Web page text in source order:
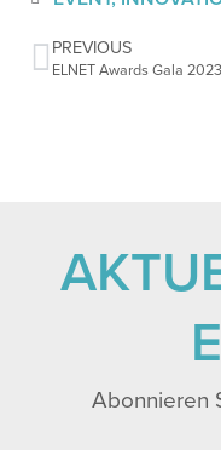
PREVIOUS
ELNET Awards Gala 2023
Abonnieren